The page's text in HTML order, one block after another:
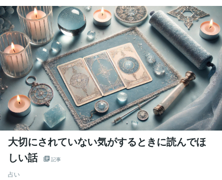
大切にされていない気がするときに読んでほ
しい話
記事
占い